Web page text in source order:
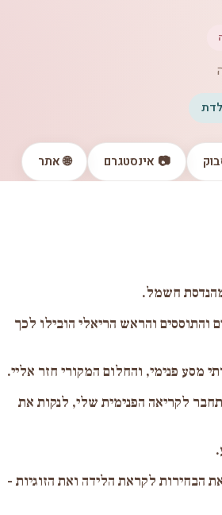
📷 אינסטגרם 🌐 אתר
חשמל.
והתוססים והראש הריאלי הובילו לכך
לקריאה הפנימית שלי, לנקות את
הבחירות לקראת הלידה ואת הזוגיות -